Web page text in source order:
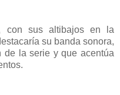
con sus altibajos en la
su banda sonora,
de la serie y que acentúa